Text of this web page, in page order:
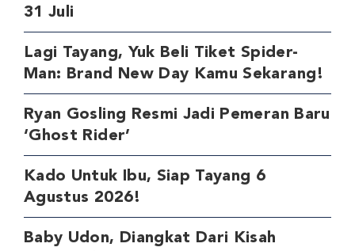
31 Juli
Lagi Tayang, Yuk Beli Tiket Spider-
Man: Brand New Day Kamu Sekarang!
Ryan Gosling Resmi Jadi Pemeran Baru
‘Ghost Rider’
Kado Untuk Ibu, Siap Tayang 6
Agustus 2026!
Baby Udon, Diangkat Dari Kisah